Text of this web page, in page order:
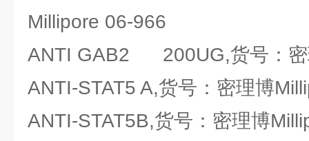
Millipore 06-966
ANTI GAB2 200UG,货号：密
ANTI-STAT5 A,货号：密理博
ANTI-STAT5B,货号：密理博